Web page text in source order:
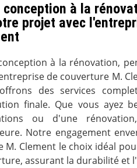
conception à la
projet avec
à la rénovation,
de couverture M.
des services
finale. Que vous ayez
ou d'une
Notre engagement
M. Clement le choix idéal
assurant la durabilité et